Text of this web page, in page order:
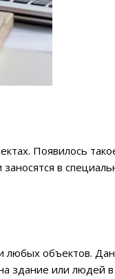
Появилось
в
объектов.
здание или людей в